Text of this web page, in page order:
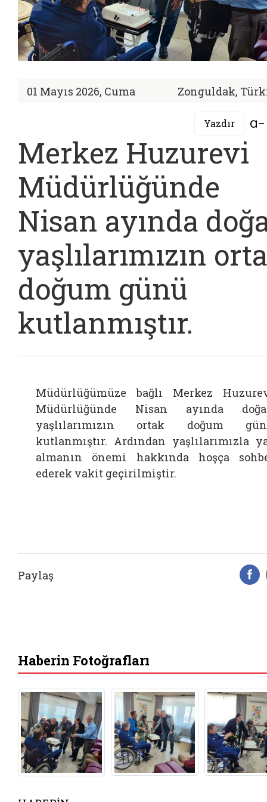
01 Mayıs 2026, Cuma Zonguldak,
Yazdır
Merkez Huzurevi
Müdürlüğünde
Nisan ayında
yaşlılarımızın
doğum günü
kutlanmıştır.
Müdürlüğümüze bağlı Merkez
Müdürlüğünde Nisan ayında
yaşlılarımızın ortak doğum
kutlanmıştır. Ardından yaşlılarımızla
almanın önemi hakkında hoşça
ederek vakit geçirilmiştir.
Paylaş
Haberin Fotoğrafları